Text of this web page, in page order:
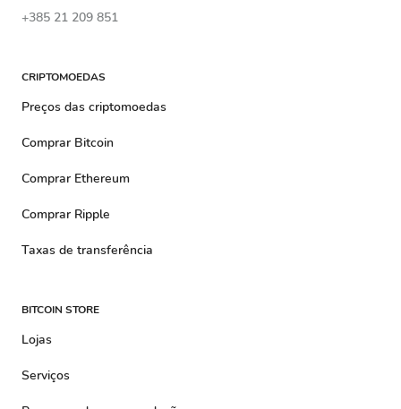
+385 21 209 851
CRIPTOMOEDAS
Preços das criptomoedas
Comprar Bitcoin
Comprar Ethereum
Comprar Ripple
Taxas de transferência
BITCOIN STORE
Lojas
Serviços